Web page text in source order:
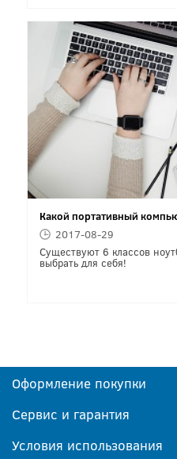
Какой портативный
2017-08-29
Существуют 6 классов
выбрать для себя!
Оформление покупки
Сервис и гарантия
Условия использования